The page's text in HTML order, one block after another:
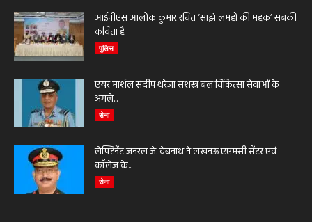
आईपीएस आलोक कुमार रचित ‘साझे लमहों की महक’ सबकी
कविता है
पुलिस
एयर मार्शल संदीप थरेजा सशस्त्र बल चिकित्सा सेवाओं के
अगले...
सेना
लेफ्टिनेंट जनरल जे. देबनाथ ने लखनऊ एएमसी सेंटर एवं
कॉलेज के...
सेना